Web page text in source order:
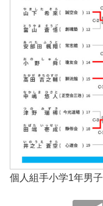
個人組手小学1年男子